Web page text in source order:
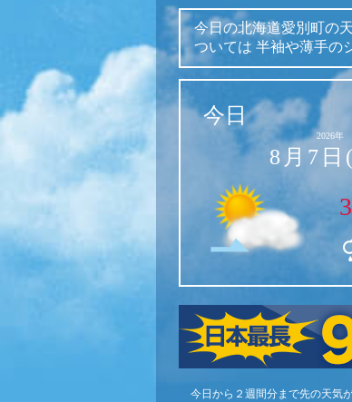
今日の北海道愛別町の
ついては 半袖や薄手の
今日
2026年
8月7
今日から２週間分まで先の天気